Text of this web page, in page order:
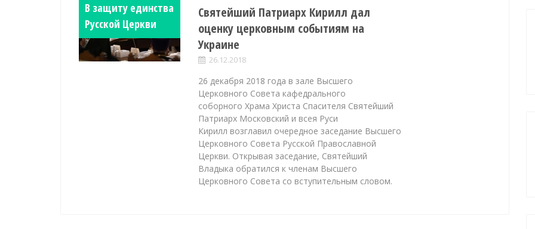
В защиту единства
Русской Церкви
Святейший Патриарх Кирилл дал
оценку церковным событиям на
Украине
26.12.2018
26 декабря 2018 года в зале Высшего
Церковного Совета кафедрального
соборного Храма Христа Спасителя Святейший
Патриарх Московский и всея Руси
Кирилл возглавил очередное заседание Высшего
Церковного Совета Русской Православной
Церкви. Открывая заседание, Святейший
Владыка обратился к членам Высшего
Церковного Совета со вступительным словом.